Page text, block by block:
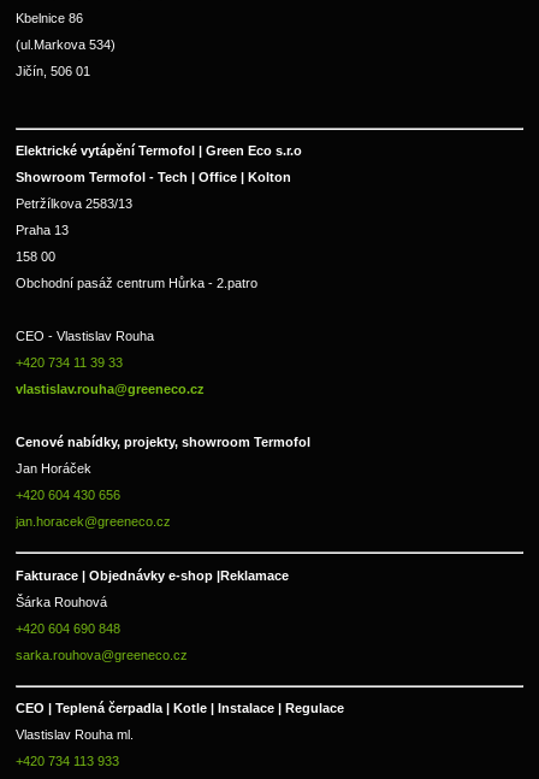
Kbelnice 86
(ul.Markova 534)
Jičín, 506 01
Elektrické vytápění Termofol | Green Eco s.r.o
Showroom Termofol - Tech | Office | Kolton
Petržílkova 2583/13
Praha 13
158 00
Obchodní pasáž centrum Hůrka - 2.patro
CEO - Vlastislav Rouha
+420 734 11 39 33
vlastislav.rouha@greeneco.cz
Cenové nabídky, projekty, showroom Termofol
Jan Horáček
+420 604 430 656
jan.horacek@greeneco.cz
Fakturace | Objednávky e-shop |Reklamace
Šárka Rouhová
+420 604 690 848
sarka.rouhova@greeneco.cz
CEO | Teplená čerpadla | Kotle | Instalace | Regulace
Vlastislav Rouha ml.
+420 734 113 933